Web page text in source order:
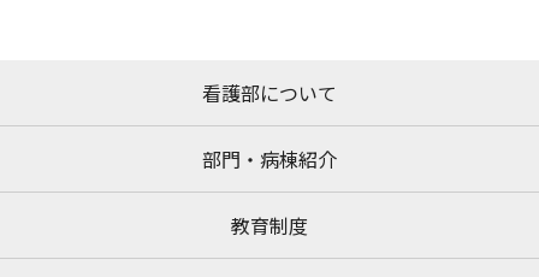
看護部について
部門・病棟紹介
教育制度